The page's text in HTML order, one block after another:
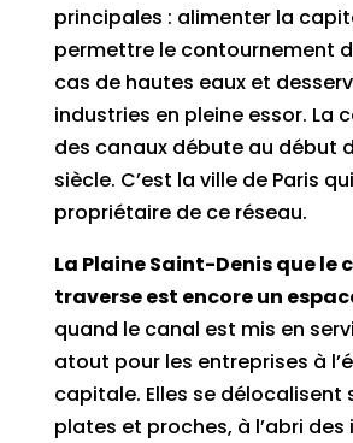
principales : alimenter la
permettre le contournement
cas de hautes eaux et
industries en pleine essor. La
des canaux débute au début
siècle. C’est la ville de Paris
propriétaire de ce réseau.
La Plaine Saint-Denis que le
traverse est encore un
quand le canal est mis en
atout pour les entreprises à
capitale. Elles se délocalisent
plates et proches, à l’abri